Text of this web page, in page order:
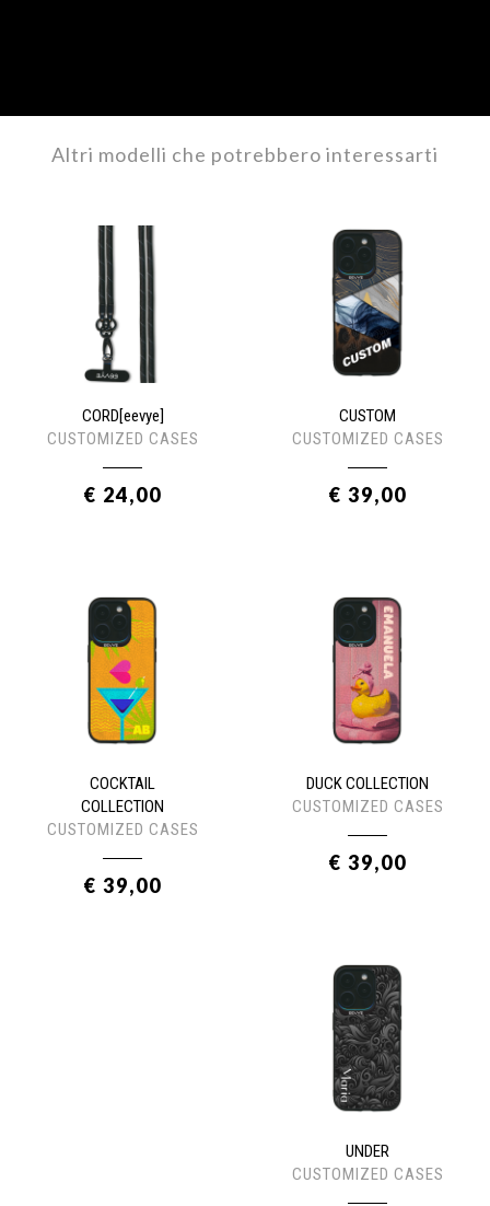
Altri modelli che potrebbero interessarti
CORD[eevye]
CUSTOMIZED CASES
€ 24,00
CUSTOM
CUSTOMIZED CASES
€ 39,00
COCKTAIL
COLLECTION
CUSTOMIZED CASES
€ 39,00
DUCK COLLECTION
CUSTOMIZED CASES
€ 39,00
UNDER
CUSTOMIZED CASES